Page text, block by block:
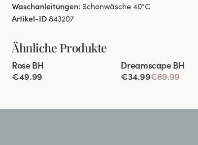
Waschanleitungen: Schonwäsche 40°C
Artikel-ID 843207
Ähnliche Produkte
Viewing image 1 of 4
Rose BH
€49.99
Viewing image 1 of 7
Lars Wallin Design
Dreamscape BH
€34.99€69.99